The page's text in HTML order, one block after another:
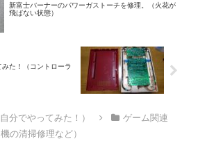
新富士バーナーのパワーガストーチを修理。（火花が
飛ばない状態）
た！（コントローラ
分でやってみた！）
ゲーム関連
の清掃修理など）